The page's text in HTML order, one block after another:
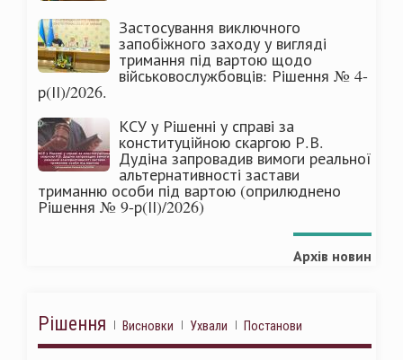
Застосування виключного
запобіжного заходу у вигляді
тримання під вартою щодо
військовослужбовців: Рішення № 4-
р(ІІ)/2026.
КСУ у Рішенні у справі за
конституційною скаргою Р.В.
Дудіна запровадив вимоги реальної
альтернативності застави
триманню особи під вартою (оприлюднено
Рішення № 9-р(ІІ)/2026)
Архів новин
Рішення Висновки Ухвали Постанови